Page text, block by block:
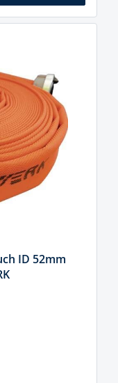
ID 52mm